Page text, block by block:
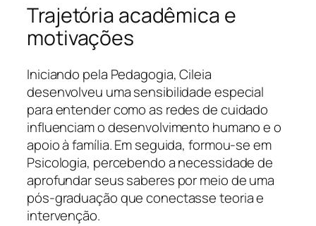
Trajetória acadêmica e
motivações
Iniciando pela Pedagogia, Cileia
desenvolveu uma sensibilidade especial
para entender como as redes de cuidado
influenciam o desenvolvimento humano e o
apoio à família. Em seguida, formou-se em
Psicologia, percebendo a necessidade de
aprofundar seus saberes por meio de uma
pós-graduação que conectasse teoria e
intervenção.